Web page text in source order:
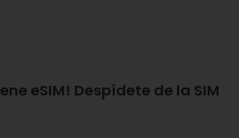
eSIM! Despídete de la SIM